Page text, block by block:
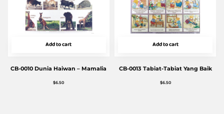
Add to cart
CB-0010 Dunia Haiwan – Mamalia
$6.50
Add to cart
CB-0013 Tabiat-Tabiat Yang Baik
$6.50